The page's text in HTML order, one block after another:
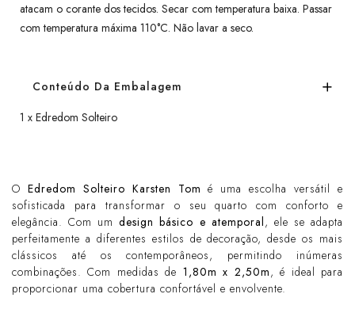
atacam o corante dos tecidos. Secar com temperatura baixa. Passar
com temperatura máxima 110°C. Não lavar a seco.
Conteúdo Da Embalagem
1 x Edredom Solteiro
O Edredom Solteiro Karsten Tom é uma escolha versátil e
sofisticada para transformar o seu quarto com conforto e
elegância. Com umdesign básico e atemporal, ele se adapta
perfeitamente a diferentes estilos de decoração, desde os mais
clássicos até os contemporâneos, permitindo inúmeras
combinações. Com medidas de 1,80m x 2,50m, é ideal para
proporcionar uma cobertura confortável e envolvente.